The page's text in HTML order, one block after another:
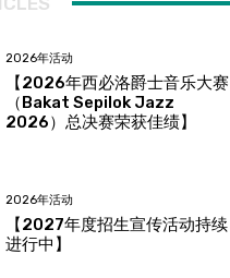
2026年活动
【2026年西必洛爵士音乐大赛
（Bakat Sepilok Jazz
2026）总决赛荣获佳绩】
2026年活动
【2027年度招生宣传活动持续
进行中】